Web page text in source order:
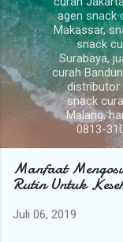
agen snack
Makassar,
snack
Surabaya,
curah
distributor
snack
Malang,
0813-
Manfaat
Rutin Untuk
Juli 06, 2019